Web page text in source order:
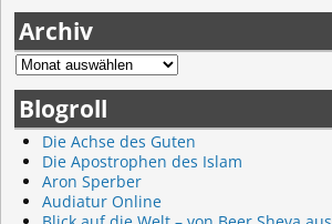
Archiv
Blogroll
Die Achse des Guten
Die Apostrophen des Islam
Aron Sperber
Audiatur Online